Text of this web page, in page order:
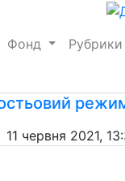
Фонд Рубрики
11 червня 2021,